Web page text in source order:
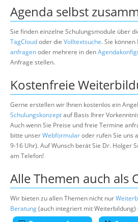
Agenda selbst
Sie finden einzelne Schulungsmodule über
TagCloudoder die Volltextsuche. Sie
anfragenoder mehrere in den
Anfrage stellen.
Kostenfreie
Gerne erstellen wir Ihnen kostenlos ein
Schulungskonzeptauf Basis Ihrer
Auch wenn Sie Preise und freie Termine
bitte unserWebformularoder rufen Sie uns
9-16 Uhr). Auf Wunsch berät Sie Dr. Holger
am Telefon!
Alle Themen auch als
Wir bieten zu allen Themen nicht nur
Beratung(auch integriert mit Weiterbildung)